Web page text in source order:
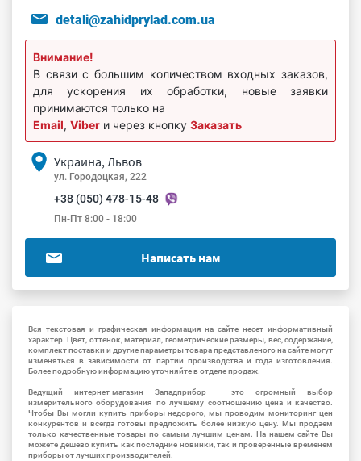
detali@zahidprylad.com.ua
Внимание!
В связи с большим количеством входных заказов,
для ускорения их обработки, новые заявки
принимаются только на
Email, Viber и через кнопку Заказать
Украина, Львов
ул. Городоцкая, 222
+38 (050) 478-15-48
Пн-Пт 8:00 - 18:00
Написать нам
Вся текстовая и графическая информация на сайте несет информативный
характер. Цвет, оттенок, материал, геометрические размеры, вес, содержание,
комплект поставки и другие параметры товара представленого на сайте могут
изменяться в зависимости от партии производства и года изготовления.
Более подробную информацию уточняйте в отделе продаж.
Ведущий интернет-магазин Западприбор - это огромный выбор
измерительного оборудования по лучшему соотношению цена и качество.
Чтобы Вы могли купить приборы недорого, мы проводим мониторинг цен
конкурентов и всегда готовы предложить более низкую цену. Мы продаем
только качественные товары по самым лучшим ценам. На нашем сайте Вы
можете дешево купить как последние новинки, так и проверенные временем
приборы от лучших производителей.